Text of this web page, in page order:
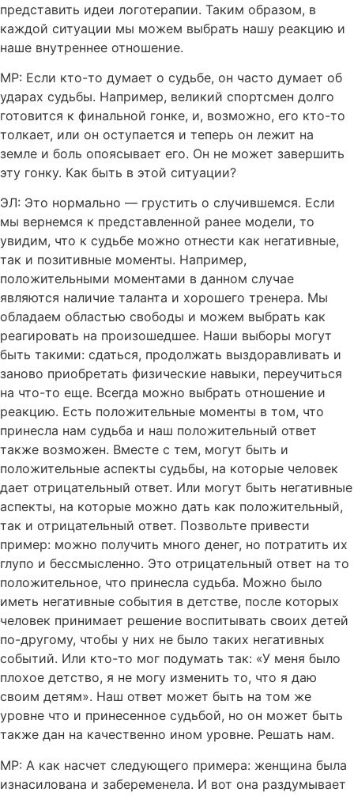
представить идеи логотерапии. Таким образом, в
каждой ситуации мы можем выбрать нашу реакцию и
наше внутреннее отношение.
МР: Если кто-то думает о судьбе, он часто думает об
ударах судьбы. Например, великий спортсмен долго
готовится к финальной гонке, и, возможно, его кто-то
толкает, или он оступается и теперь он лежит на
земле и боль опоясывает его. Он не может завершить
эту гонку. Как быть в этой ситуации?
ЭЛ: Это нормально — грустить о случившемся. Если
мы вернемся к представленной ранее модели, то
увидим, что к судьбе можно отнести как негативные,
так и позитивные моменты. Например,
положительными моментами в данном случае
являются наличие таланта и хорошего тренера. Мы
обладаем областью свободы и можем выбрать как
реагировать на произошедшее. Наши выборы могут
быть такими: сдаться, продолжать выздоравливать и
заново приобретать физические навыки, переучиться
на что-то еще. Всегда можно выбрать отношение и
реакцию. Есть положительные моменты в том, что
принесла нам судьба и наш положительный ответ
также возможен. Вместе с тем, могут быть и
положительные аспекты судьбы, на которые человек
дает отрицательный ответ. Или могут быть негативные
аспекты, на которые можно дать как положительный,
так и отрицательный ответ. Позвольте привести
пример: можно получить много денег, но потратить их
глупо и бессмысленно. Это отрицательный ответ на то
положительное, что принесла судьба. Можно было
иметь негативные события в детстве, после которых
человек принимает решение воспитывать своих детей
по-другому, чтобы у них не было таких негативных
событий. Или кто-то мог подумать так: «У меня было
плохое детство, я не могу изменить то, что я даю
своим детям». Наш ответ может быть на том же
уровне что и принесенное судьбой, но он может быть
также дан на качественно ином уровне. Решать нам.
MР: А как насчет следующего примера: женщина была
изнасилована и забеременела. И вот она раздумывает